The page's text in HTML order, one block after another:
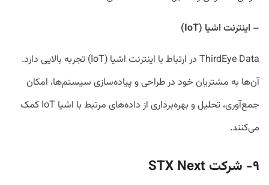
– اینترنت اشیا (IoT)
ThirdEye Data در ارتباط با اینترنت اشیا (IoT) تجربه بالایی دارد.
آن‌ها به مشتریان خود در طراحی و پیاده‌سازی سیستم‌ها، امکان
جمع‌آوری، تحلیل و بهره‌برداری از داده‌های مرتبط با اشیا IoT کمک
می‌کنند.
۹- شرکت STX Next